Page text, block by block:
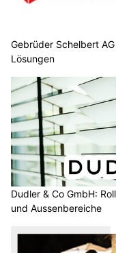
Gebrüder Schelbert
Lösungen
Dudler & Co GmbH:
und Aussenbereiche